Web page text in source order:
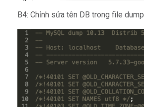
B4: Chỉnh sửa tên DB trong file dump